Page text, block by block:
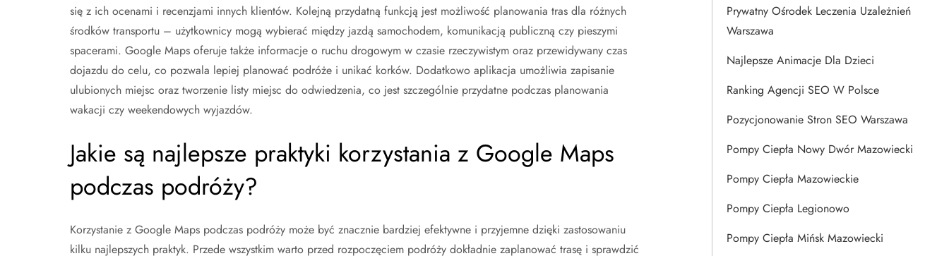
się z ich ocenami i recenzjami innych klientów. Kolejną przydatną funkcją jest możliwość planowania tras dla różnych
środków transportu – użytkownicy mogą wybierać między jazdą samochodem, komunikacją publiczną czy pieszymi
spacerami. Google Maps oferuje także informacje o ruchu drogowym w czasie rzeczywistym oraz przewidywany czas
dojazdu do celu, co pozwala lepiej planować podróże i unikać korków. Dodatkowo aplikacja umożliwia zapisanie
ulubionych miejsc oraz tworzenie listy miejsc do odwiedzenia, co jest szczególnie przydatne podczas planowania
wakacji czy weekendowych wyjazdów.
Jakie są najlepsze praktyki korzystania z Google Maps
podczas podróży?
Korzystanie z Google Maps podczas podróży może być znacznie bardziej efektywne i przyjemne dzięki zastosowaniu
kilku najlepszych praktyk. Przede wszystkim warto przed rozpoczęciem podróży dokładnie zaplanować trasę i sprawdzić
Prywatny Ośrodek Leczenia Uzależnień
Warszawa
Najlepsze Animacje Dla Dzieci
Ranking Agencji SEO W Polsce
Pozycjonowanie Stron SEO Warszawa
Pompy Ciepła Nowy Dwór Mazowiecki
Pompy Ciepła Mazowieckie
Pompy Ciepła Legionowo
Pompy Ciepła Mińsk Mazowiecki